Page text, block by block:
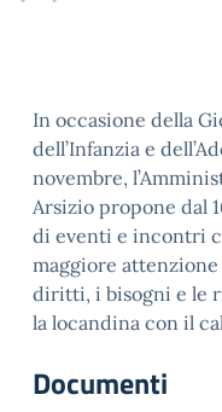
In occasione della
dell’Infanzia e
novembre,
Arsizio propone dal
di eventi e incontri
maggiore
diritti, i bisogni e le
la locandina con il
Documenti